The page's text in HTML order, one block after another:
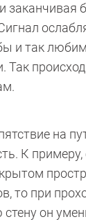
заканчивая
и так
Так
на
К примеру,
то при
он